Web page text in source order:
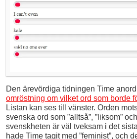
Den ärevördiga tidningen Time
omröstning om vilket ord som borde
Listan kan ses till vänster. Orden
svenska ord som ”alltså”, ”liksom”
svenskheten är väl tveksam i det
hade Time tagit med ”feminist”, och